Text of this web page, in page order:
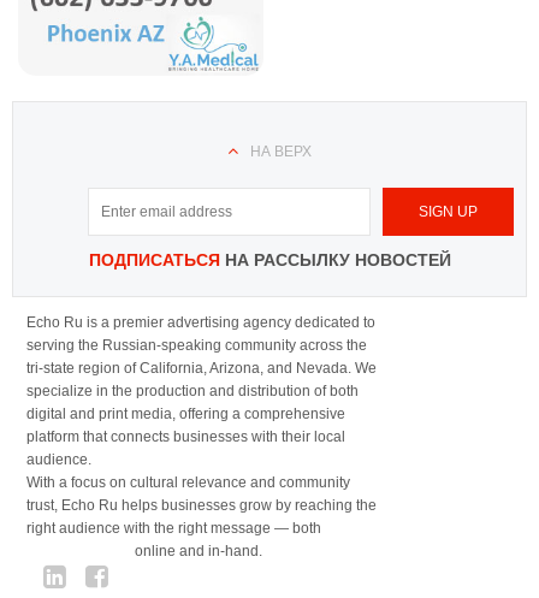
НА ВЕРХ
ПОДПИСАТЬСЯНА РАССЫЛКУ НОВОСТЕЙ
Echo Ru is a premier advertising agency dedicated to
serving the Russian-speaking community across the
tri-state region of California, Arizona, and Nevada. We
specialize in the production and distribution of both
digital and print media, offering a comprehensive
platform that connects businesses with their local
audience.
With a focus on cultural relevance and community
trust, Echo Ru helps businesses grow by reaching the
right audience with the right message — both
online and in-hand.